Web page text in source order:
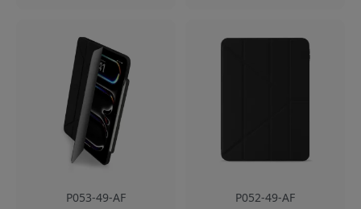
P053-49-AF
P052-49-AF